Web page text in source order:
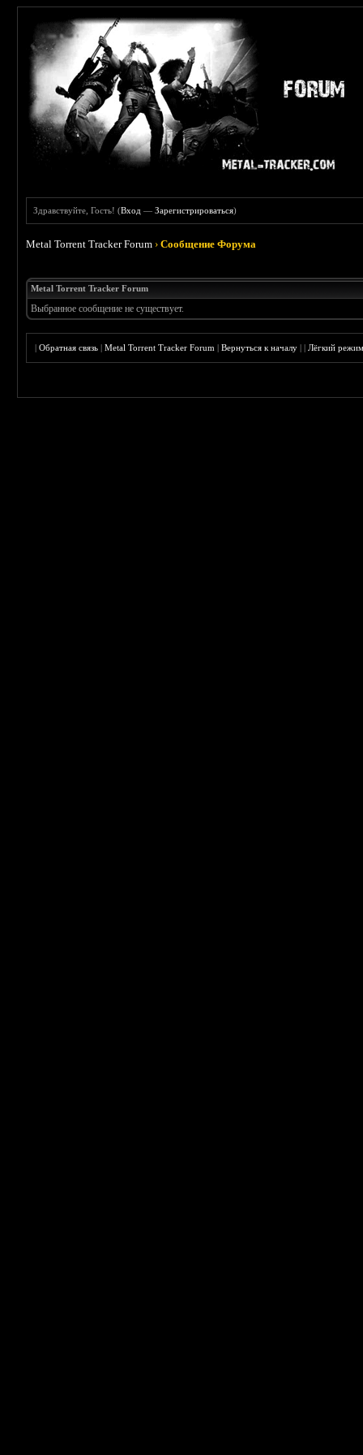
Здравствуйте, Гость! (Вход —Зарегистрироваться)
Metal Torrent Tracker Forum ›Сообщение Форума
Metal Torrent Tracker Forum
Выбранное сообщение не существует.
|Обратная связь |Metal Torrent Tracker Forum |Вернуться к началу ||Лёгкий